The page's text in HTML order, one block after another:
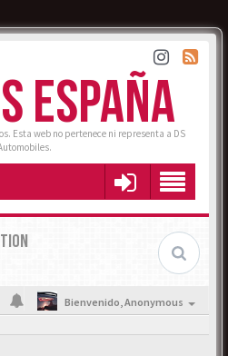
ESPAÑA
Esta web no pertenece ni representa a DS
Bienvenido,Anonymous